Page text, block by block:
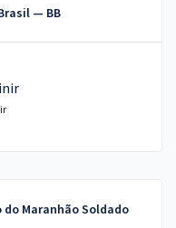
— BB
do Maranhão Soldado